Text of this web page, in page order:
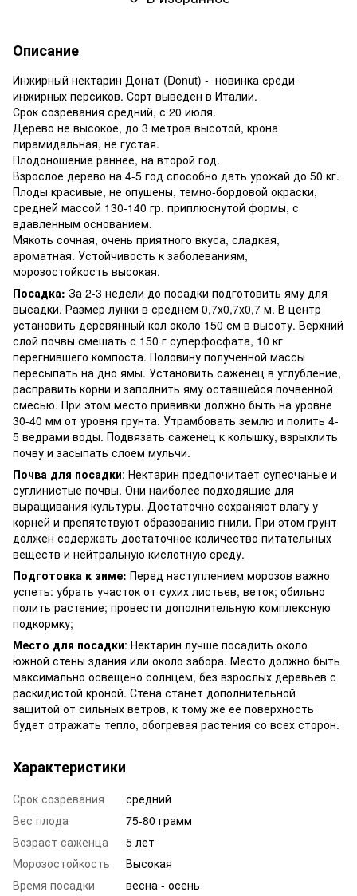
Описание
Инжирный нектарин Донат (Donut) - новинка среди
инжирных персиков. Сорт выведен в Италии.
Срок созревания средний, с 20 июля.
Дерево не высокое, до 3 метров высотой, крона
пирамидальная, не густая.
Плодоношение раннее, на второй год.
Взрослое дерево на 4-5 год способно дать урожай до 50 кг.
Плоды красивые, не опушены, темно-бордовой окраски,
средней массой 130-140 гр. приплюснутой формы, с
вдавленным основанием.
Мякоть сочная, очень приятного вкуса, сладкая,
ароматная. Устойчивость к заболеваниям,
морозостойкость высокая.
Посадка: За 2-3 недели до посадки подготовить яму для
высадки. Размер лунки в среднем 0,7х0,7х0,7 м. В центр
установить деревянный кол около 150 см в высоту. Верхний
слой почвы смешать с 150 г суперфосфата, 10 кг
перегнившего компоста. Половину полученной массы
пересыпать на дно ямы. Установить саженец в углубление,
расправить корни и заполнить яму оставшейся почвенной
смесью. При этом место прививки должно быть на уровне
30-40 мм от уровня грунта. Утрамбовать землю и полить 4-
5 ведрами воды. Подвязать саженец к колышку, взрыхлить
почву и засыпать слоем мульчи.
Почва для посадки: Нектарин предпочитает супесчаные и
суглинистые почвы. Они наиболее подходящие для
выращивания культуры. Достаточно сохраняют влагу у
корней и препятствуют образованию гнили. При этом грунт
должен содержать достаточное количество питательных
веществ и нейтральную кислотную среду.
Подготовка к зиме: Перед наступлением морозов важно
успеть: убрать участок от сухих листьев, веток; обильно
полить растение; провести дополнительную комплексную
подкормку;
Место для посадки: Нектарин лучше посадить около
южной стены здания или около забора. Место должно быть
максимально освещено солнцем, без взрослых деревьев с
раскидистой кроной. Стена станет дополнительной
защитой от сильных ветров, к тому же её поверхность
будет отражать тепло, обогревая растения со всех сторон.
Характеристики
Срок созревания
средний
Вес плода
75-80 грамм
Возраст саженца
5 лет
Морозостойкость
Высокая
Время посадки
весна - осень